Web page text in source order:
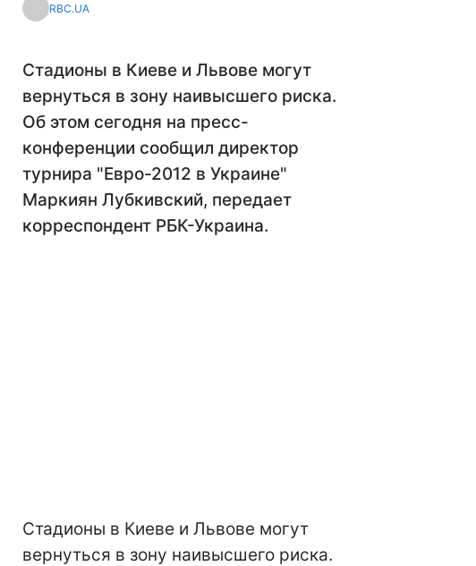
RBC.UA
Стадионы в Киеве и Львове могут
вернуться в зону наивысшего риска.
Об этом сегодня на пресс-
конференции сообщил директор
турнира "Евро-2012 в Украине"
Маркиян Лубкивский, передает
корреспондент РБК-Украина.
Стадионы в Киеве и Львове могут
вернуться в зону наивысшего риска.